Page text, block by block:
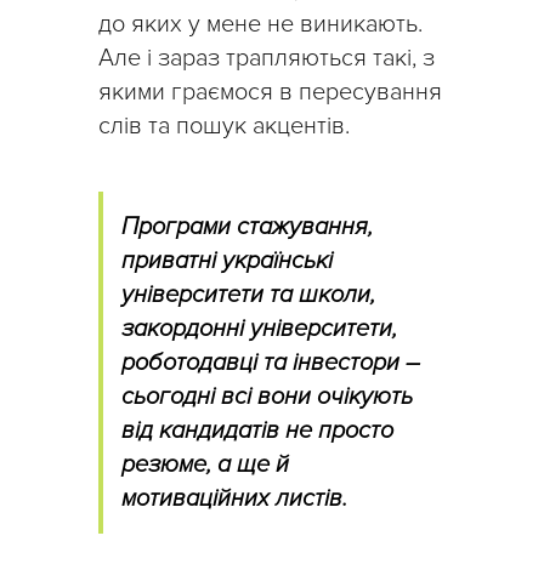
до яких у мене не виникають.
Але і зараз трапляються такі, з
якими граємося в пересування
слів та пошук акцентів.
Програми стажування,
приватні українські
університети та школи,
закордонні університети,
роботодавці та інвестори –
сьогодні всі вони очікують
від кандидатів не просто
резюме, а ще й
мотиваційних листів.